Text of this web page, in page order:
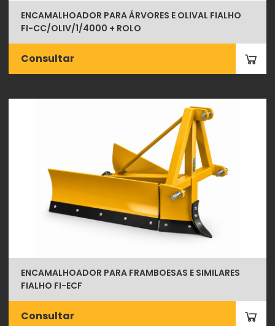
ENCAMALHOADOR PARA ÁRVORES E OLIVAL FIALHO
FI-CC/OLIV/1/4000 + ROLO
Consultar
ENCAMALHOADOR PARA FRAMBOESAS E SIMILARES
FIALHO FI-ECF
Consultar